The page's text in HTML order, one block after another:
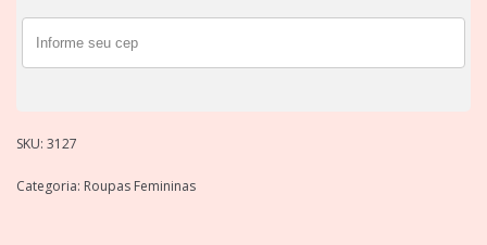
SKU: 3127
Categoria: Roupas Femininas